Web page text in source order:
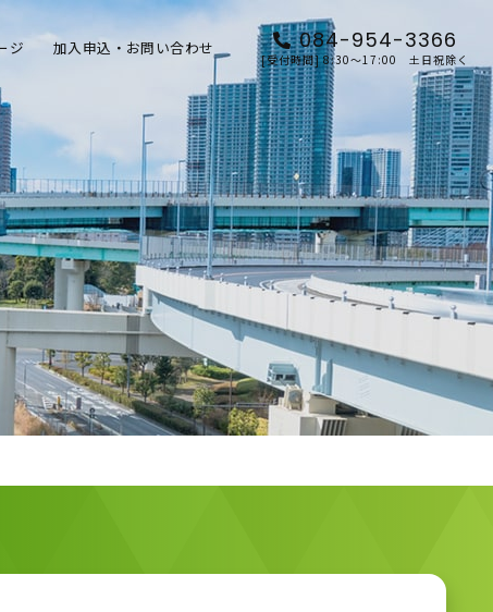
ジ 加入申込・お問い合わせ 084-954-3366
[受付時間] 8:30～17:00 土日祝除く